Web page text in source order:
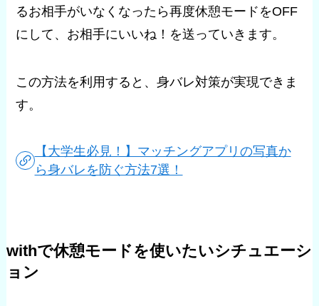
るお相手がいなくなったら再度休憩モードをOFF
にして、お相手にいいね！を送っていきます。
この方法を利用すると、身バレ対策が実現できま
す。
【大学生必見！】マッチングアプリの写真か
ら身バレを防ぐ方法7選！
withで休憩モードを使いたいシチュエーシ
ョン